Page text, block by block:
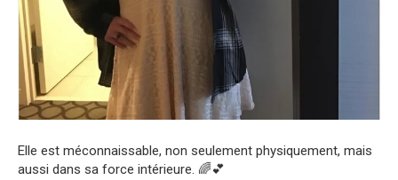
Elle est méconnaissable, non seulement physiquement, mais
aussi dans sa force intérieure. 🌈💕